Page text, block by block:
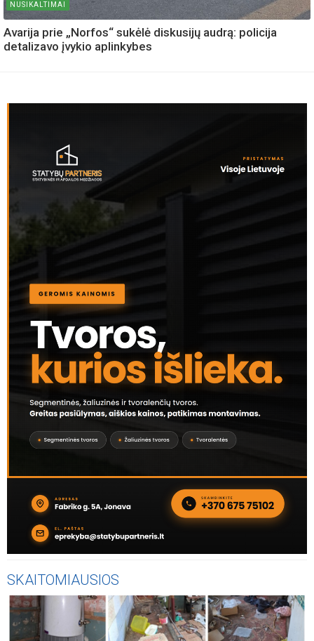
SKAITOMIAUSIOS
NUSIKALTIMAI
Avarija prie „Norfos“ sukėlė diskusijų audrą: policija
detalizavo įvykio aplinkybes